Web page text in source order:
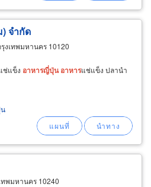
จำกัด
งเทพมหานคร 10120
ช่แข็ง อาหารญี่ปุ่น อาหารแช่แข็ง ปลานำ
ทพมหานคร 10240